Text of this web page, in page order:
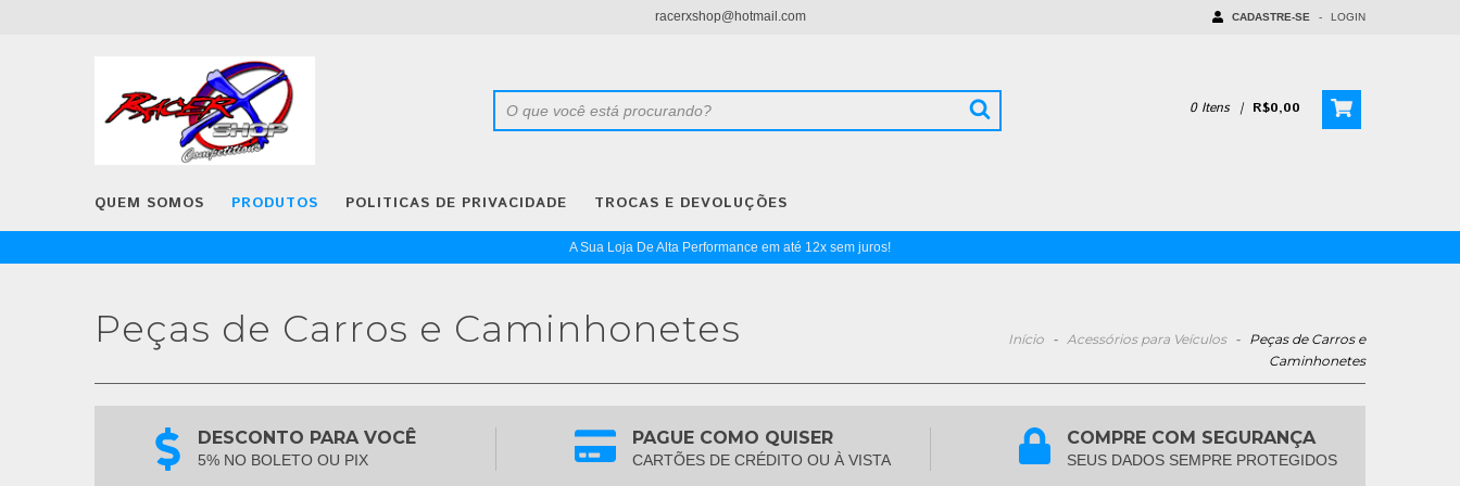
racerxshop@hotmail.com CADASTRE-SE - LOGIN
0 Itens | R$0,00
QUEM SOMOS PRODUTOS POLITICAS DE PRIVACIDADE TROCAS E DEVOLUÇÕES
A Sua Loja De Alta Performance em até 12x sem juros!
Peças de Carros e Caminhonetes Início - Acessórios para Veículos - Peças de Carros e
Caminhonetes
DESCONTO PARA VOCÊ
5% NO BOLETO OU PIX
PAGUE COMO QUISER
CARTÕES DE CRÉDITO OU À VISTA
COMPRE COM SEGURANÇA
SEUS DADOS SEMPRE PROTEGIDOS